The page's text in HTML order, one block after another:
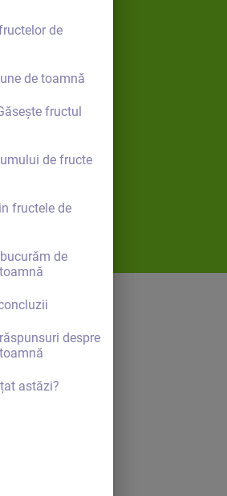
de
de toamnă
fructul
de fructe
fructele de
de
despre
astăzi?